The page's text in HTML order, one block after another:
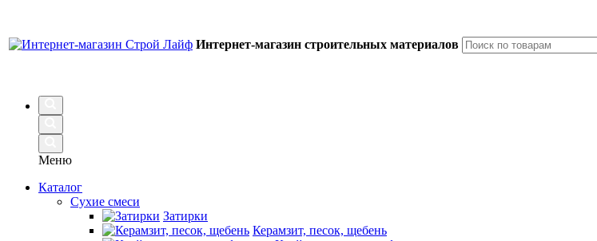
Интернет-магазин строительных материалов
Меню
Каталог
Сухие смеси
Затирки
Керамзит, песок, щебень